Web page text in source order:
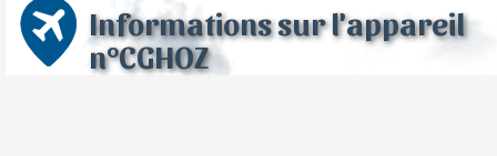
Informations sur l'appareil
n°CGHOZ